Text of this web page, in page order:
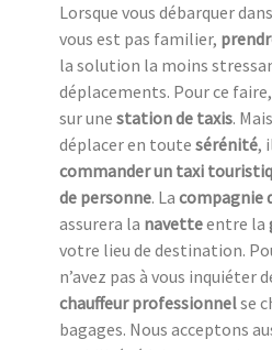
Lorsque vous débarquer
vous est pas familier,
la solution la moins
déplacements. Pour ce
sur une station de taxis.
déplacer en toute sérénité,
commander un taxi
de personne. La compagnie
assurera la navetteentre la
votre lieu de destination.
n’avez pas à vous inquiéter
chauffeur professionnelse
bagages. Nous acceptons